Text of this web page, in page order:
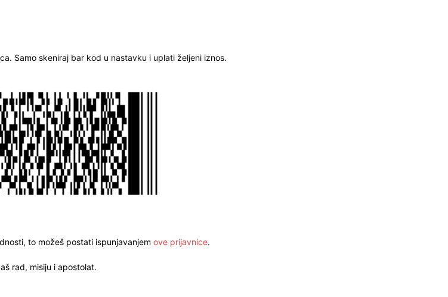
Samo skeniraj bar kod u nastavku i uplati željeni iznos.
to možeš postati ispunjavanjem ove prijavnice.
rad, misiju i apostolat.